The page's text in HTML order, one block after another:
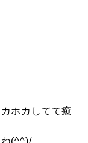
ホカしてて癒
ね(^^)/